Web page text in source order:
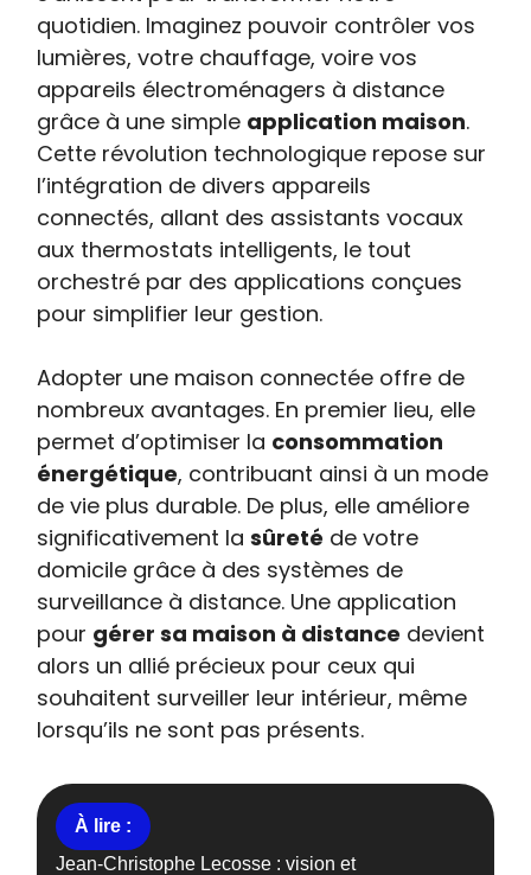
quotidien. Imaginez pouvoir contrôler vos
lumières, votre chauffage, voire vos
appareils électroménagers à distance
grâce à une simple application maison.
Cette révolution technologique repose sur
l’intégration de divers appareils
connectés, allant des assistants vocaux
aux thermostats intelligents, le tout
orchestré par des applications conçues
pour simplifier leur gestion.
Adopter une maison connectée offre de
nombreux avantages. En premier lieu, elle
permet d’optimiser la consommation
énergétique, contribuant ainsi à un mode
de vie plus durable. De plus, elle améliore
significativement lasûreté de votre
domicile grâce à des systèmes de
surveillance à distance. Une application
pour gérer sa maison à distance devient
alors un allié précieux pour ceux qui
souhaitent surveiller leur intérieur, même
lorsqu’ils ne sont pas présents.
Jean-Christophe Lecosse : vision et